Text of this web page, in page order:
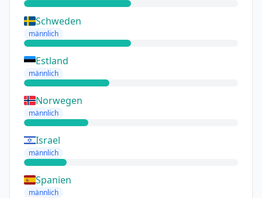
Schweden
männlich
Estland
männlich
Norwegen
männlich
Israel
männlich
Spanien
männlich